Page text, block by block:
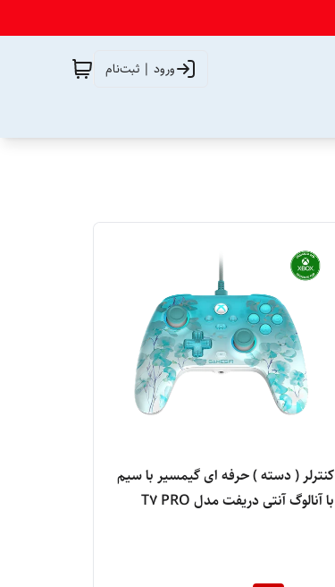
ورود | ثبت‌نام
کنترلر ( دسته ) حرفه ای گیمسیر با سیم
با آنالوگ آنتی دریفت مدل T7 PRO